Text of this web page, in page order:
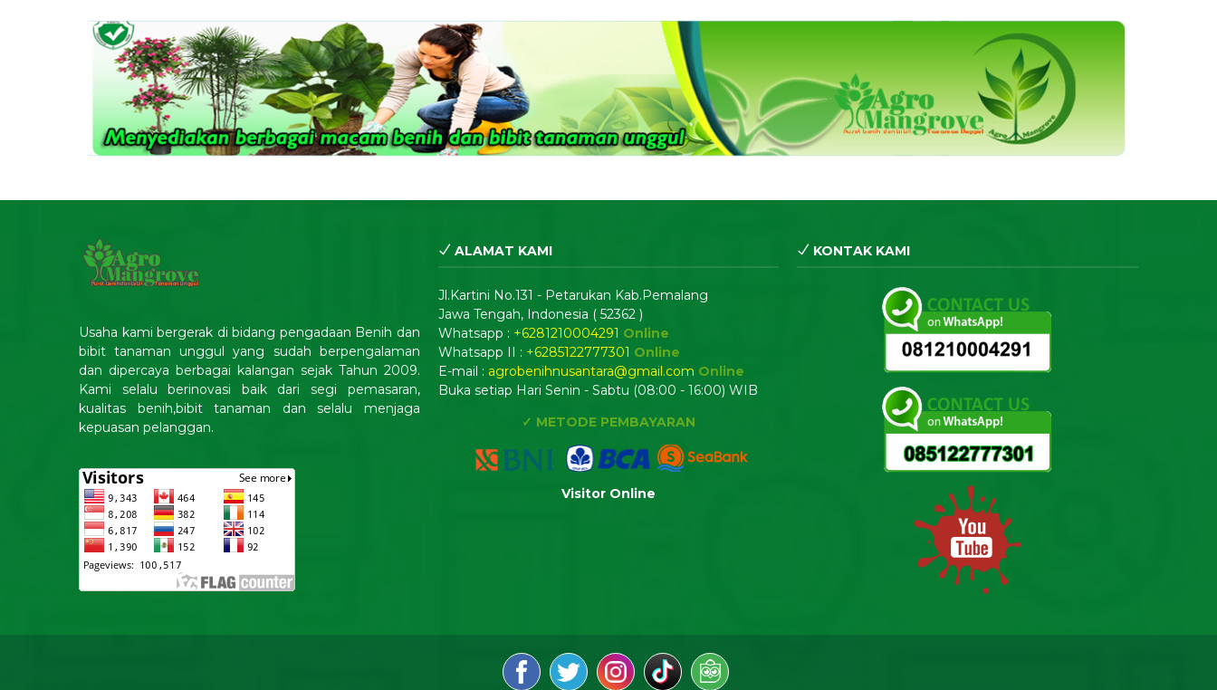
Usaha kami bergerak di bidang pengadaan Benih dan
bibit tanaman unggul yang sudah berpengalaman
dan dipercaya berbagai kalangan sejak Tahun 2009.
Kami selalu berinovasi baik dari segi pemasaran,
kualitas benih,bibit tanaman dan selalu menjaga
kepuasan pelanggan.
ALAMAT KAMI
Jl.Kartini No.131 - Petarukan Kab.Pemalang
Jawa Tengah, Indonesia ( 52362 )
Whatsapp : +6281210004291 Online
Whatsapp II : +6285122777301 Online
E-mail : agrobenihnusantara@gmail.com Online
Buka setiap Hari Senin - Sabtu (08:00 - 16:00) WIB
✓ METODE PEMBAYARAN
Visitor Online
KONTAK KAMI